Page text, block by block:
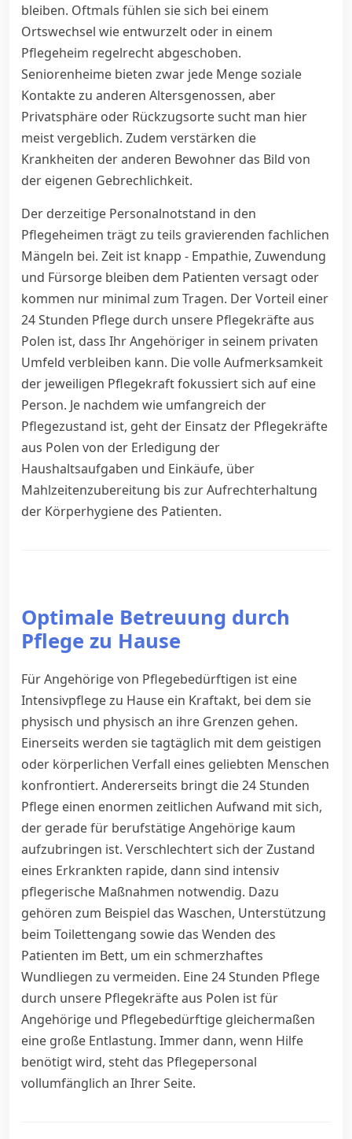
bleiben. Oftmals fühlen sie sich bei einem
Ortswechsel wie entwurzelt oder in einem
Pflegeheim regelrecht abgeschoben.
Seniorenheime bieten zwar jede Menge soziale
Kontakte zu anderen Altersgenossen, aber
Privatsphäre oder Rückzugsorte sucht man hier
meist vergeblich. Zudem verstärken die
Krankheiten der anderen Bewohner das Bild von
der eigenen Gebrechlichkeit.
Der derzeitige Personalnotstand in den
Pflegeheimen trägt zu teils gravierenden fachlichen
Mängeln bei. Zeit ist knapp - Empathie, Zuwendung
und Fürsorge bleiben dem Patienten versagt oder
kommen nur minimal zum Tragen. Der Vorteil einer
24 Stunden Pflege durch unsere Pflegekräfte aus
Polen ist, dass Ihr Angehöriger in seinem privaten
Umfeld verbleiben kann. Die volle Aufmerksamkeit
der jeweiligen Pflegekraft fokussiert sich auf eine
Person. Je nachdem wie umfangreich der
Pflegezustand ist, geht der Einsatz der Pflegekräfte
aus Polen von der Erledigung der
Haushaltsaufgaben und Einkäufe, über
Mahlzeitenzubereitung bis zur Aufrechterhaltung
der Körperhygiene des Patienten.
Optimale Betreuung durch
Pflege zu Hause
Für Angehörige von Pflegebedürftigen ist eine
Intensivpflege zu Hause ein Kraftakt, bei dem sie
physisch und physisch an ihre Grenzen gehen.
Einerseits werden sie tagtäglich mit dem geistigen
oder körperlichen Verfall eines geliebten Menschen
konfrontiert. Andererseits bringt die 24 Stunden
Pflege einen enormen zeitlichen Aufwand mit sich,
der gerade für berufstätige Angehörige kaum
aufzubringen ist. Verschlechtert sich der Zustand
eines Erkrankten rapide, dann sind intensiv
pflegerische Maßnahmen notwendig. Dazu
gehören zum Beispiel das Waschen, Unterstützung
beim Toilettengang sowie das Wenden des
Patienten im Bett, um ein schmerzhaftes
Wundliegen zu vermeiden. Eine 24 Stunden Pflege
durch unsere Pflegekräfte aus Polen ist für
Angehörige und Pflegebedürftige gleichermaßen
eine große Entlastung. Immer dann, wenn Hilfe
benötigt wird, steht das Pflegepersonal
vollumfänglich an Ihrer Seite.